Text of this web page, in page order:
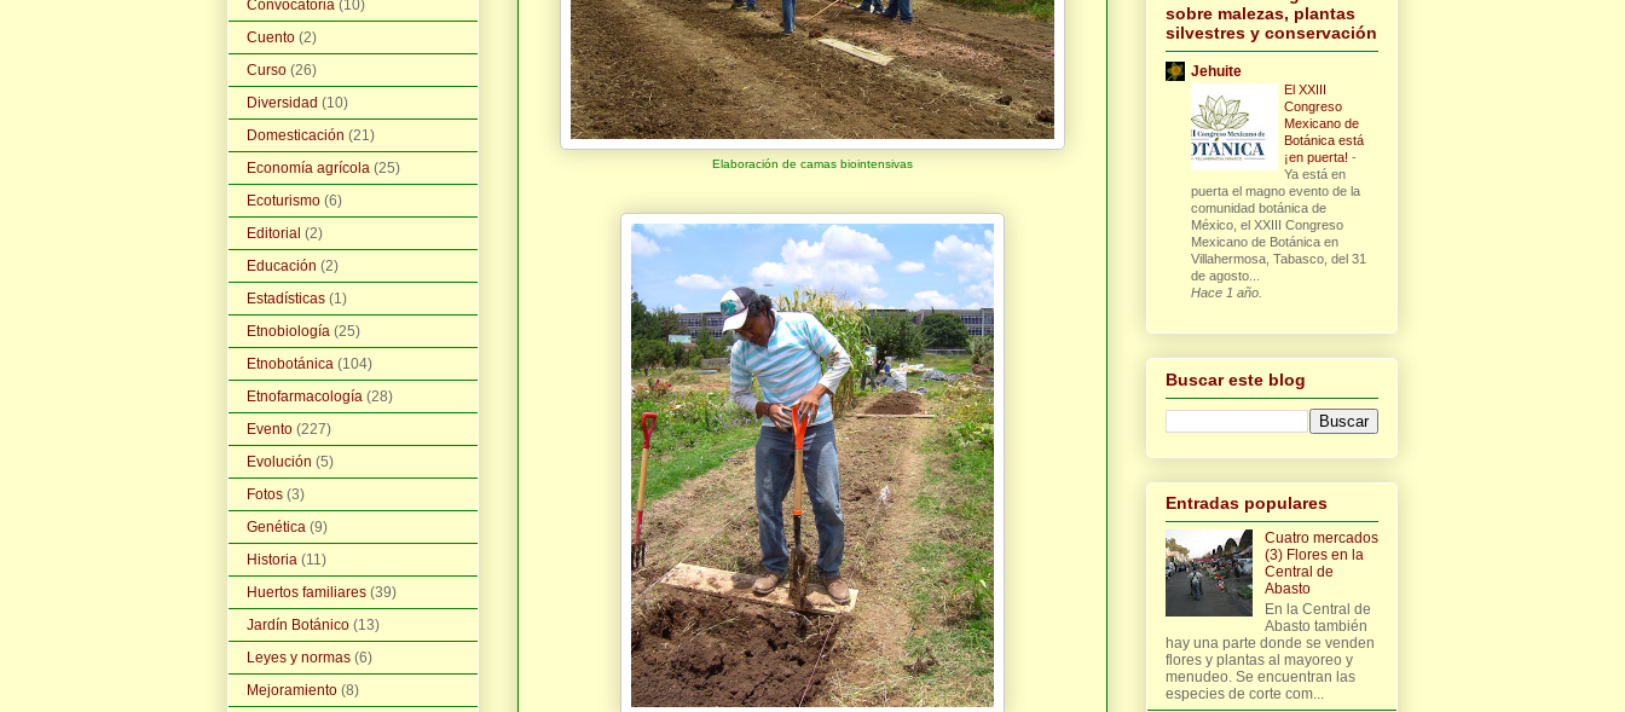
Elaboración de camas biointensivas
Convocatoria (10)
Cuento (2)
Curso (26)
Diversidad (10)
Domesticación (21)
Economía agrícola (25)
Ecoturismo (6)
Editorial (2)
Educación (2)
Estadísticas (1)
Etnobiología (25)
Etnobotánica (104)
Etnofarmacología (28)
Evento (227)
Evolución (5)
Fotos (3)
Genética (9)
Historia (11)
Huertos familiares (39)
Jardín Botánico (13)
Leyes y normas (6)
Mejoramiento (8)
sobre malezas, plantas
silvestres y conservación
Jehuite
El XXIII
Congreso
Mexicano de
Botánica está
¡en puerta! -
Ya está en
puerta el magno evento de la
comunidad botánica de
México, el XXIII Congreso
Mexicano de Botánica en
Villahermosa, Tabasco, del 31
de agosto...
Hace 1 año.
Buscar este blog
Entradas populares
Cuatro mercados
(3) Flores en la
Central de
Abasto
En la Central de
Abasto también
hay una parte donde se venden
flores y plantas al mayoreo y
menudeo. Se encuentran las
especies de corte com...